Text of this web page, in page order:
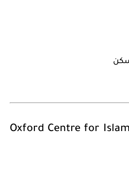
Oxford Centre for